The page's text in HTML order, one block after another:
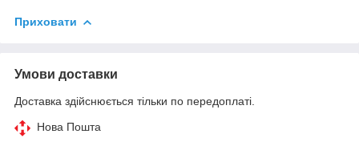
Приховати
Умови доставки
Доставка здійснюється тільки по передоплаті.
Нова Пошта